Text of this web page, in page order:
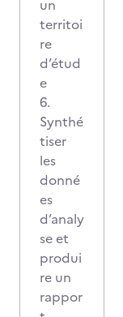
un
territoi
re
d’étud
e
6.
Synthé
tiser
les
donné
es
d’analy
se et
produi
re un
rappor